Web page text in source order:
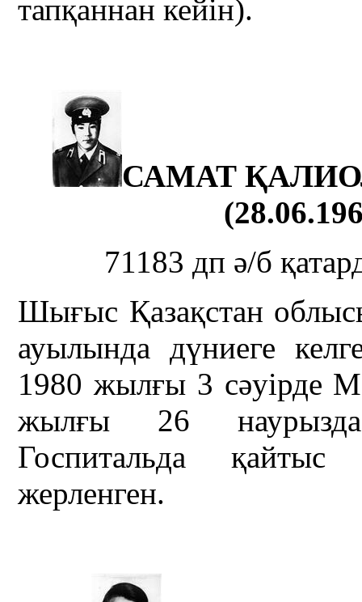
тапқаннан кейін).
САМАТ
71183 дп ә/б
Шығыс Қазақстан
ауылында дүниеге
1980 жылғы 3 сәуірде
жылғы 26 наурызда
Госпитальда
жерленген.